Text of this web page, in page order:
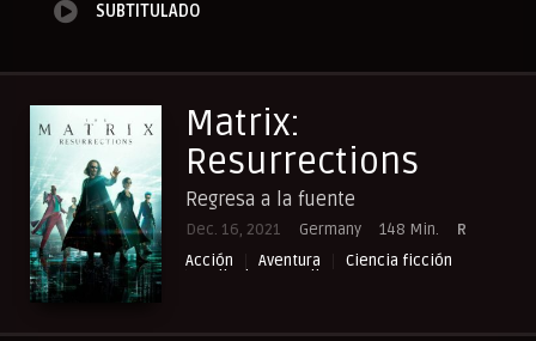
SUBTITULADO
Matrix:
Resurrections
Regresa a la fuente
Dec. 16, 2021 Germany 148 Min.
R
Acción
Aventura
Ciencia ficción
Peliculas Castellano